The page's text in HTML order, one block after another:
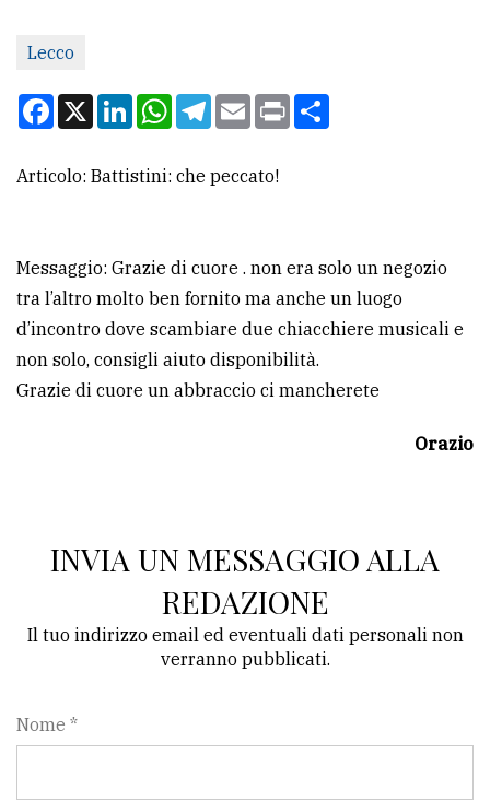
Scrivici
Per
la
pubblicità
CERCA
Cerca
per
comune
TESTATE
PRIVACY
Lecco
Facebook
X LinkedInWhatsApp
Telegram
EmailPrint
Articolo: Battistini: che peccato!
Messaggio: Grazie di cuore . non era solo un negozio
tra l’altro molto ben fornito ma anche un luogo
d’incontro dove scambiare due chiacchiere musicali e
non solo, consigli aiuto disponibilità.
Grazie di cuore un abbraccio ci mancherete
Orazio
INVIA UN MESSAGGIO ALLA
REDAZIONE
Il tuo indirizzo email ed eventuali dati personali non
verranno pubblicati.
Nome *